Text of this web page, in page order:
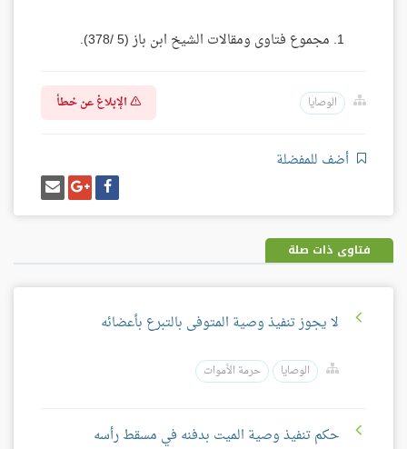
مجموع فتاوى ومقالات الشيخ ابن باز (5 /378).
الوصايا الإبلاغ عن خطأ
أضف للمفضلة
شارك
على
فيسبوك
شارك
على
غوغل
بلس
إرسل
إيميل
فتاوى ذات صلة
لا يجوز تنفيذ وصية المتوفى بالتبرع بأعضائه
الوصايا حرمة الأموات
حكم تنفيذ وصية الميت بدفنه في مسقط رأسه